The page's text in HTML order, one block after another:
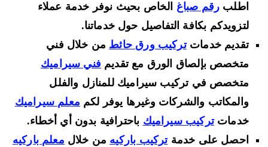
اطلبرقم صباغالخاص بحيث نوفر خدمة عملاء
لتزويدكم بكافة التفاصيل حول خدماتنا.
تقديم خدماتتركيب ورق حائطمن خلال فني
متخصص بإلصاق الورق مع تقديمفني سيراميك
متخصص في تركيب سيراميك للمنازل والفلل
والمكاتب والشركات وغيرها يوفر لكممعلم سيراميك
خدماتتركيب سيراميكباحترافية بدون أي أخطاء.
احصل على خدمةتركيب باركيه من خلالمعلم باركيه